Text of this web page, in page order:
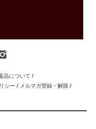
品について /
シー / メルマガ登録・解除 /